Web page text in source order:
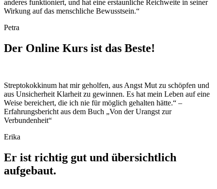
anderes funktioniert, und hat eine erstaunliche Reichweite in seiner
Wirkung auf das menschliche Bewusstsein.“
Petra
Der Online Kurs ist das Beste!
Streptokokkinum hat mir geholfen, aus Angst Mut zu schöpfen und
aus Unsicherheit Klarheit zu gewinnen. Es hat mein Leben auf eine
Weise bereichert, die ich nie für möglich gehalten hätte.“ –
Erfahrungsbericht aus dem Buch „Von der Urangst zur
Verbundenheit“
Erika
Er ist richtig gut und übersichtlich
aufgebaut.